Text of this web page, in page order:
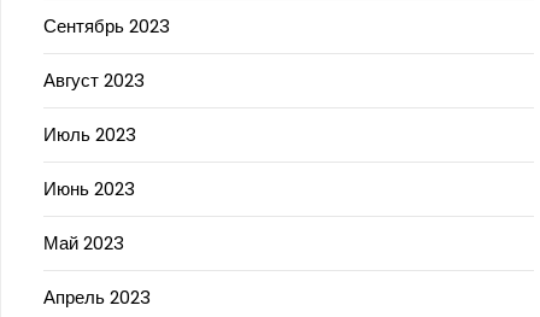
Сентябрь 2023
Август 2023
Июль 2023
Июнь 2023
Май 2023
Апрель 2023